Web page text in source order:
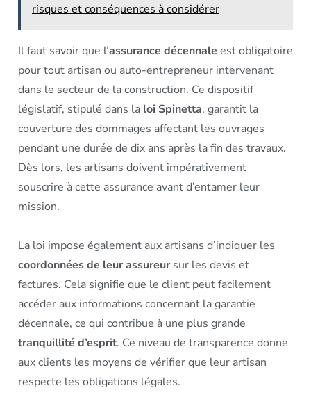
risques et conséquences à considérer
Il faut savoir que l’assurance décennale est obligatoire
pour tout artisan ou auto-entrepreneur intervenant
dans le secteur de la construction. Ce dispositif
législatif, stipulé dans la loi Spinetta, garantit la
couverture des dommages affectant les ouvrages
pendant une durée de dix ans après la fin des travaux.
Dès lors, les artisans doivent impérativement
souscrire à cette assurance avant d’entamer leur
mission.
La loi impose également aux artisans d’indiquer les
coordonnées de leur assureur sur les devis et
factures. Cela signifie que le client peut facilement
accéder aux informations concernant la garantie
décennale, ce qui contribue à une plus grande
tranquillité d’esprit. Ce niveau de transparence donne
aux clients les moyens de vérifier que leur artisan
respecte les obligations légales.